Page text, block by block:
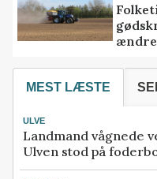
MEST LÆSTE
ULVE
Landmand vågnede
Ulven stod på